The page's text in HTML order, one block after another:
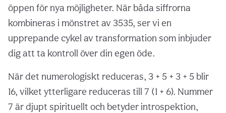
öppen för nya möjligheter. När båda siffrorna
kombineras i mönstret av 3535, ser vi en
upprepande cykel av transformation som inbjuder
dig att ta kontroll över din egen öde.
När det numerologiskt reduceras, 3 + 5 + 3 + 5 blir
16, vilket ytterligare reduceras till 7 (1 + 6). Nummer
7 är djupt spirituellt och betyder introspektion,